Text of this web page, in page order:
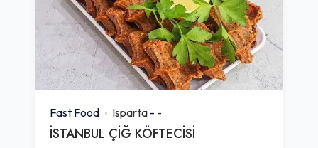
Fast Food Isparta - -
İSTANBUL ÇİĞ KÖFTECİSİ